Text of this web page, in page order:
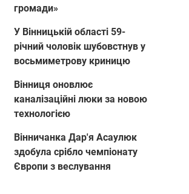
громади»
У Вінницькій області 59-
річний чоловік шубовстнув у
восьмиметрову криницю
Вінниця оновлює
каналізаційні люки за новою
технологією
Вінничанка Дар'я Асаулюк
здобула срібло чемпіонату
Європи з веслування